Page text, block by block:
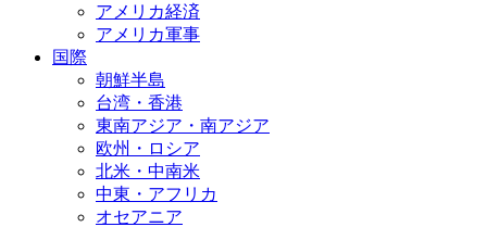
アメリカ経済
アメリカ軍事
国際
朝鮮半島
台湾・香港
東南アジア・南アジア
欧州・ロシア
北米・中南米
中東・アフリカ
オセアニア